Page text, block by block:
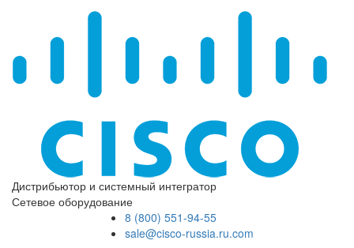
Дистрибьютор и системный интегратор
Сетевое оборудование
8 (800) 551-94-55
sale@cisco-russia.ru.com